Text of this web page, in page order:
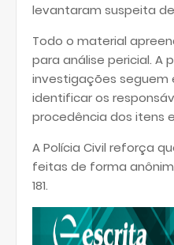
levantaram suspeita
Todo o material
para análise pericial. A
investigações
identificar os
procedência dos itens
A Polícia Civil reforça
feitas de forma
181.